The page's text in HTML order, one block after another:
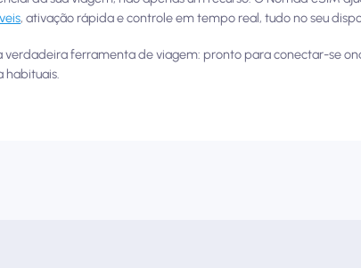
, ativação rápida e controle em tempo real, tudo no seu
verdadeira ferramenta de viagem: pronto para conectar-se
habituais.